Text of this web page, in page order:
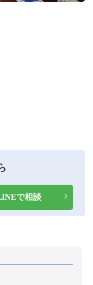
で相談